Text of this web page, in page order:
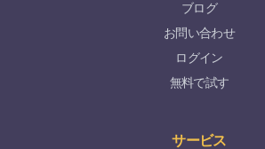
ブログ
お問い合わせ
ログイン
無料で試す
サービス